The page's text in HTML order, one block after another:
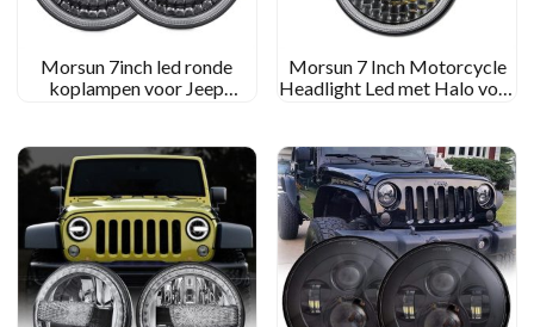
Morsun 7inch led ronde
koplampen voor Jeep
met Halo White Geel
Morsun 7 Inch Motorcycle
Headlight Led met Halo voor